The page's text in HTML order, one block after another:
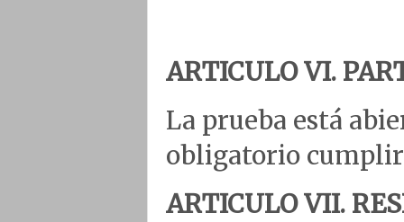
ARTICULO VI.
La prueba está
obligatorio
ARTICULO VII.